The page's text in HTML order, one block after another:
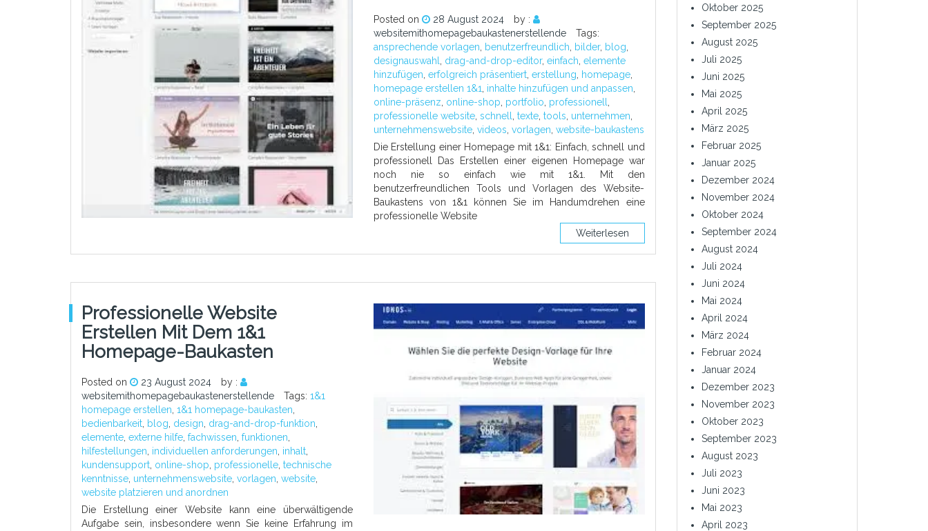
Posted on 28 August 2024
by :
websitemithomepagebaukastenerstellende
Tags:
ansprechende vorlagen
benutzerfreundlich bilder, blog
designauswahl
drag-and-drop-editor, einfach elemente
hinzufügen erfolgreich präsentiert, erstellung homepage,
homepage erstellen 1&1
inhalte hinzufügen und anpassen
online-präsenz online-shop portfolio professionell
professionelle website, schnell texte, tools unternehmen
unternehmenswebsite, videos vorlagen website-baukastens
Die Erstellung einer Homepage mit 1&1: Einfach, schnell und
professionell Das Erstellen einer eigenen Homepage war
noch nie so einfach wie mit 1&1. Mit den
benutzerfreundlichen Tools und Vorlagen des Website-
Baukastens von 1&1 können Sie im Handumdrehen eine
professionelle Website
Weiterlesen
Professionelle Website
Erstellen Mit Dem 1&1
Homepage-Baukasten
Posted on 23 August 2024
by :
websitemithomepagebaukastenerstellende
Tags: 1&1
homepage erstellen 1&1 homepage-baukasten
bedienbarkeit blog design drag-and-drop-funktion
elemente externe hilfe fachwissen funktionen
hilfestellungen individuellen anforderungen inhalt
kundensupport online-shop professionelle technische
kenntnisse unternehmenswebsite vorlagen website
website platzieren und anordnen
Die Erstellung einer Website kann eine überwältigende
Aufgabe sein, insbesondere wenn Sie keine Erfahrung im
Oktober 2025
September 2025
August 2025
Juli 2025
Juni 2025
Mai 2025
April 2025
März 2025
Februar 2025
Januar 2025
Dezember 2024
November 2024
Oktober 2024
September 2024
August 2024
Juli 2024
Juni 2024
Mai 2024
April 2024
März 2024
Februar 2024
Januar 2024
Dezember 2023
November 2023
Oktober 2023
September 2023
August 2023
Juli 2023
Juni 2023
Mai 2023
April 2023